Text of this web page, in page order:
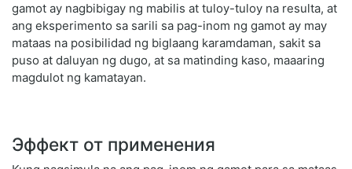
gamot ay nagbibigay ng mabilis at tuloy-tuloy na resulta, at
ang eksperimento sa sarili sa pag-inom ng gamot ay may
mataas na posibilidad ng biglaang karamdaman, sakit sa
puso at daluyan ng dugo, at sa matinding kaso, maaaring
magdulot ng kamatayan.
Эффект от применения